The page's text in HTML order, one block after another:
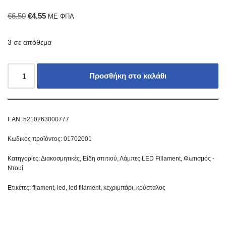
€6.50 €4.55 ΜΕ ΦΠΑ
3 σε απόθεμα
Προσθήκη στο καλάθι
EAN: 5210263000777
Κωδικός προϊόντος: 01702001
Κατηγορίες:Διακοσμητικές, Είδη σπιτιού,Λάμπες LED Fillament, Φωτισμός -
Ντουί
Ετικέτες: filament, led , led filament, κεχριμπάρι, κρύσταλος